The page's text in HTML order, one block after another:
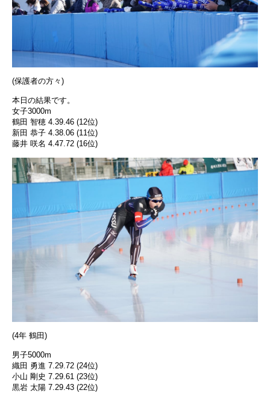
(保護者の方々)
本日の結果です。
女子3000m
鶴田 智穂 4.39.46 (12位)
新田 恭子 4.38.06 (11位)
藤井 咲名 4.47.72 (16位)
(4年 鶴田)
男子5000m
織田 勇進 7.29.72 (24位)
小山 剛史 7.29.61 (23位)
黒岩 太陽 7.29.43 (22位)